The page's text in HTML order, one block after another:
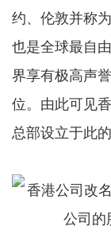
约、伦敦并称
也是全球最自
界享有极高声
位。由此可见
总部设立于此的